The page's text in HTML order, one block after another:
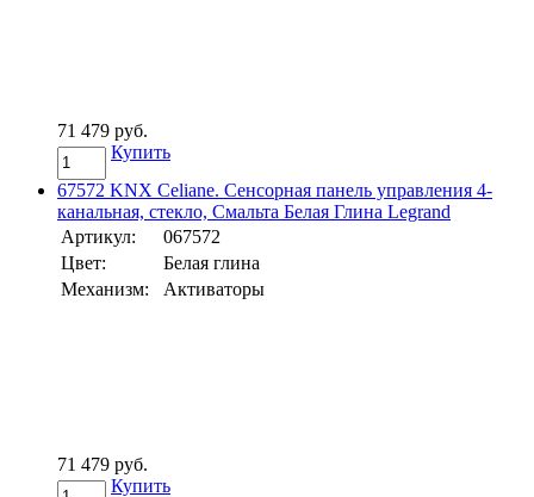
71 479 руб.
Купить
67572 KNX Celiane. Сенсорная панель управления 4-
канальная, стекло, Смальта Белая Глина Legrand
Артикул:
067572
Цвет:
Белая глина
Механизм:
Активаторы
71 479 руб.
Купить